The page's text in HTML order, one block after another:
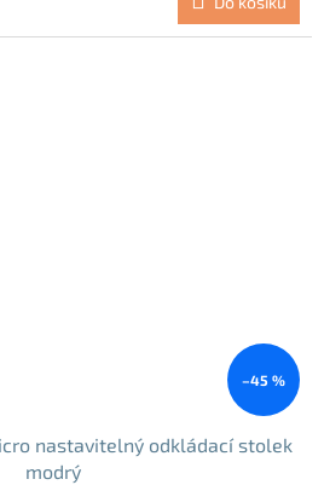
–45 %
nastavitelný odkládací stolek
modrý